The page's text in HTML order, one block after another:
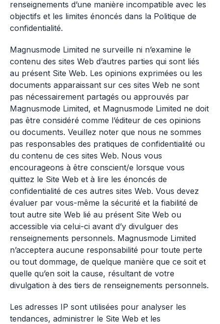
renseignements d’une manière incompatible avec les
objectifs et les limites énoncés dans la Politique de
confidentialité.
Magnusmode Limited ne surveille ni n’examine le
contenu des sites Web d’autres parties qui sont liés
au présent Site Web. Les opinions exprimées ou les
documents apparaissant sur ces sites Web ne sont
pas nécessairement partagés ou approuvés par
Magnusmode Limited, et Magnusmode Limited ne doit
pas être considéré comme l’éditeur de ces opinions
ou documents. Veuillez noter que nous ne sommes
pas responsables des pratiques de confidentialité ou
du contenu de ces sites Web. Nous vous
encourageons à être conscient/e lorsque vous
quittez le Site Web et à lire les énoncés de
confidentialité de ces autres sites Web. Vous devez
évaluer par vous-même la sécurité et la fiabilité de
tout autre site Web lié au présent Site Web ou
accessible via celui-ci avant d’y divulguer des
renseignements personnels. Magnusmode Limited
n’acceptera aucune responsabilité pour toute perte
ou tout dommage, de quelque manière que ce soit et
quelle qu’en soit la cause, résultant de votre
divulgation à des tiers de renseignements personnels.
Les adresses IP sont utilisées pour analyser les
tendances, administrer le Site Web et les